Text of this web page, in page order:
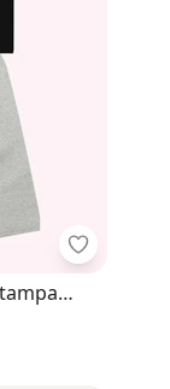
Infantil
Kyly -